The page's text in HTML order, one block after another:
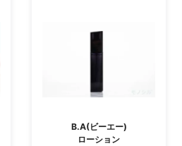
B.A(ビーエー)
ローション